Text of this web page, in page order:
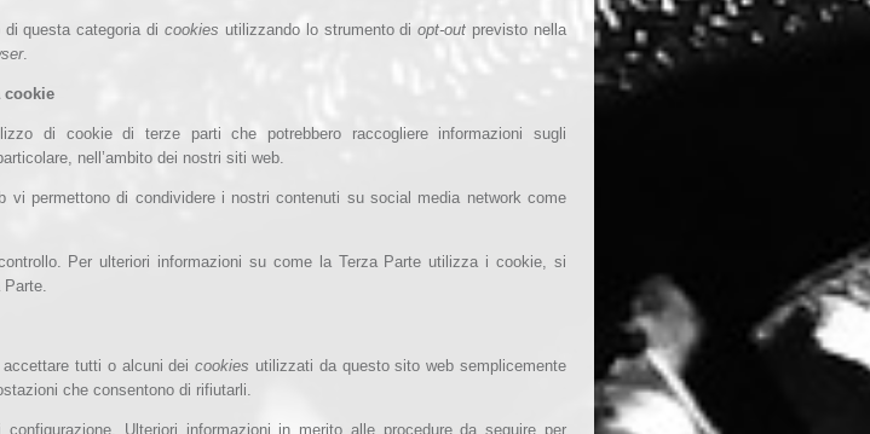
di questa categoria di cookies utilizzando lo strumento diopt-out previsto nella
.
cookie
di cookie di terze parti che potrebbero raccogliere informazioni sugli
nell’ambito dei nostri siti web.
vi permettono di condividere i nostri contenuti su social media network come
Per ulteriori informazioni su come la Terza Parte utilizza i cookie, si
accettare tutti o alcuni deicookies utilizzati da questo sito web semplicemente
che consentono di rifiutarli.
Ulteriori informazioni in merito alle procedure da seguire per